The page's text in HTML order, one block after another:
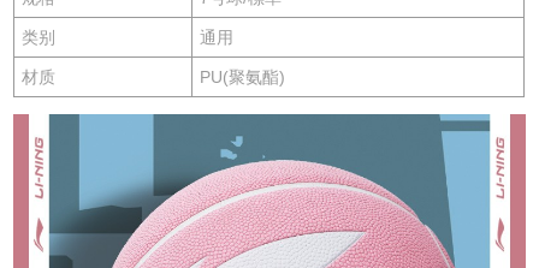
类别 通用
材质 PU(聚氨酯)